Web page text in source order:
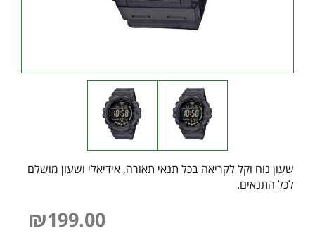
שעון נוח וקל לקריאה בכל תנאי תאורה, אידיאלי ושעון מושלם
לכל התנאים.
₪199.00